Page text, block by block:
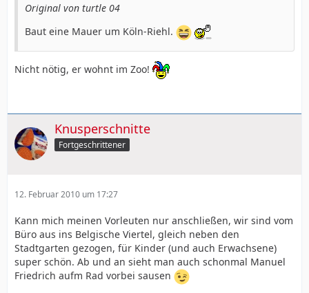
Original von turtle 04
Baut eine Mauer um Köln-Riehl.
Nicht nötig, er wohnt im Zoo!
Knusperschnitte
Fortgeschrittener
12. Februar 2010 um 17:27
Kann mich meinen Vorleuten nur anschließen, wir sind vom
Büro aus ins Belgische Viertel, gleich neben den
Stadtgarten gezogen, für Kinder (und auch Erwachsene)
super schön. Ab und an sieht man auch schonmal Manuel
Friedrich aufm Rad vorbei sausen